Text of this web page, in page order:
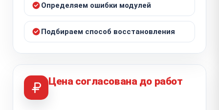
Определяем ошибки модулей
Подбираем способ восстановления
Цена согласована до работ